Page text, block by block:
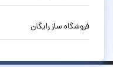
فروشگاه ساز رایگان